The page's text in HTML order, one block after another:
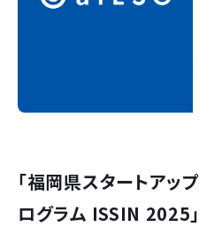
「福岡県スタートアッ
ログラム ISSIN 2025